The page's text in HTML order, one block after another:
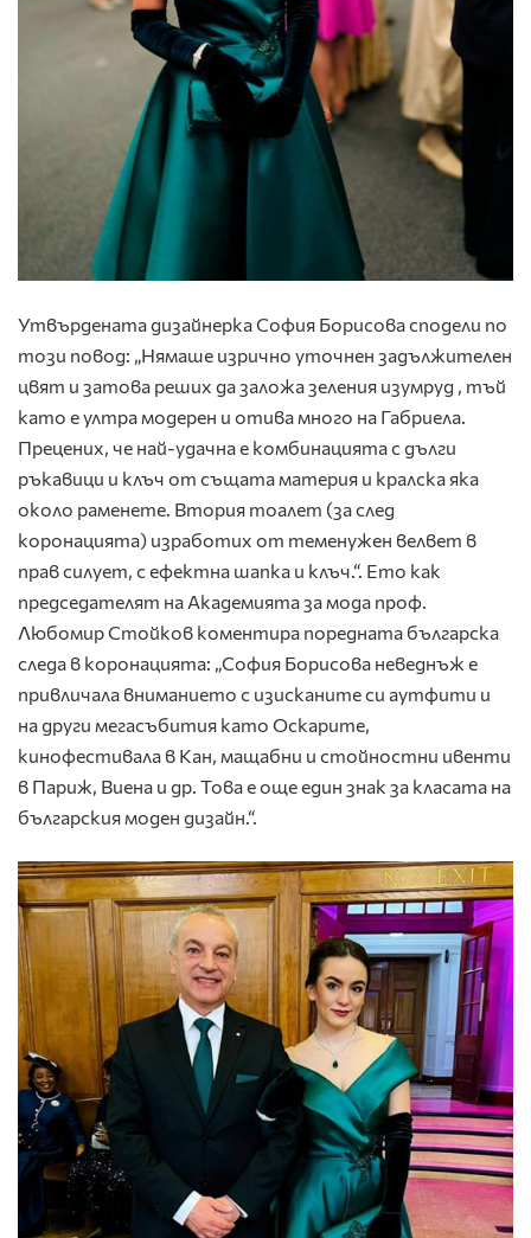
Утвърдената дизайнерка София Борисова сподели по
този повод: „Нямаше изрично уточнен задължителен
цвят и затова реших да заложа зеления изумруд , тъй
като е ултра модерен и отива много на Габриела.
Прецених, че най-удачна е комбинацията с дълги
ръкавици и клъч от същата материя и кралска яка
около раменете. Втория тоалет (за след
коронацията) изработих от теменужен велвет в
прав силует, с ефектна шапка и клъч.“. Ето как
председателят на Академията за мода проф.
Любомир Стойков коментира поредната българска
следа в коронацията: „София Борисова неведнъж е
привличала вниманието с изисканите си аутфити и
на други мегасъбития като Оскарите,
кинофестивала в Кан, мащабни и стойностни ивенти
в Париж, Виена и др. Това е още един знак за класата на
българския моден дизайн.“.